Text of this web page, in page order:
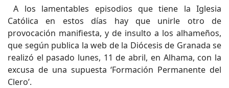
A los lamentables episodios que tiene la Iglesia
Católica en estos días hay que unirle otro de
provocación manifiesta, y de insulto a los alhameños,
que según publica la web de la Diócesis de Granada se
realizó el pasado lunes, 11 de abril, en Alhama, con la
excusa de una supuesta ‘Formación Permanente del
Clero’.